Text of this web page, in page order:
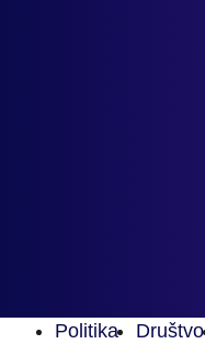
Politika
Društvo